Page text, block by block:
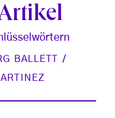
BALLETT